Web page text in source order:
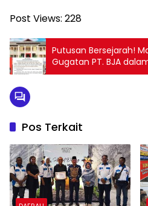
Post Views: 228
Putusan Bersejarah!
Gugatan PT. BJA
Abunawas’ di PN
Pos Terkait